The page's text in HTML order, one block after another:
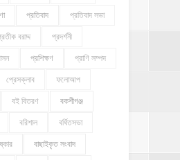
প্রতিবাদ প্রতিবাদ সভা
বরাদ্দ প্রদর্শনী
প্রশিক্ষণ প্রাণি সম্পদ
প্রেসক্লাব ফলোআপ
বই বিতরণ বকশীগঞ্জ
বরিশাল বর্ধিতসভা
বাছাইকৃত সংবাদ